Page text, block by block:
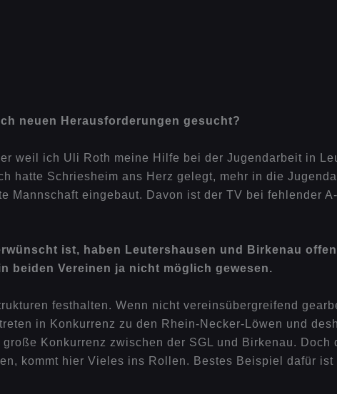
neuen Herausforderungen gesucht?
weil ich Uli Roth meine Hilfe bei der Jugendarbeit in
hatte Schriesheim ans Herz gelegt, mehr in die
Mannschaft eingebaut. Davon ist der TV bei fehlender
ist, haben Leutershausen und Birkenau
beiden Vereinen ja nicht möglich gewesen.
festhalten. Wenn nicht vereinsübergreifend
in Konkurrenz zu den Rhein-Necker-Löwen und
Konkurrenz zwischen der SGL und Birkenau. Doch
kommt hier Vieles ins Rollen. Bestes Beispiel dafür